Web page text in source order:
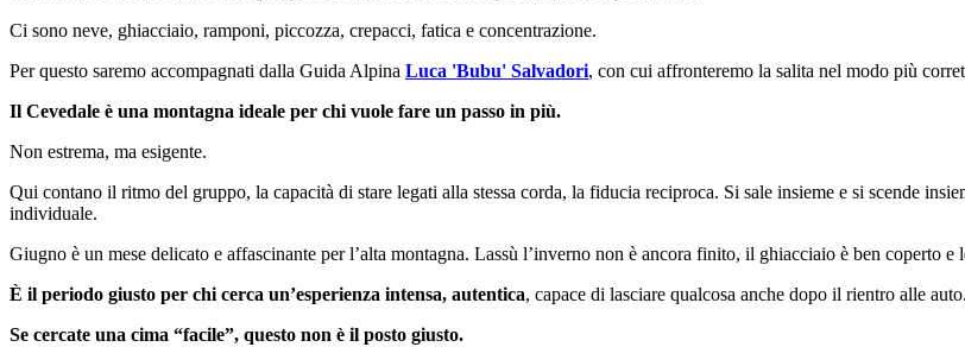
Ci sono neve, ghiacciaio, ramponi, piccozza, crepacci, fatica e concentrazione.
Per questo saremo accompagnati dalla Guida Alpina Luca 'Bubu' Salvadori, con cui affronteremo la salita nel modo più
Il Cevedale è una montagna ideale per chi vuole fare un passo in più.
Non estrema, ma esigente.
Qui contano il ritmo del gruppo, la capacità di stare legati alla stessa corda, la fiducia reciproca. Si sale insieme e si scende
individuale.
Giugno è un mese delicato e affascinante per l’alta montagna. Lassù l’inverno non è ancora finito, il ghiacciaio è ben coperto e
È il periodo giusto per chi cerca un’esperienza intensa, autentica, capace di lasciare qualcosa anche dopo il rientro alle auto.
Se cercate una cima “facile”, questo non è il posto giusto.